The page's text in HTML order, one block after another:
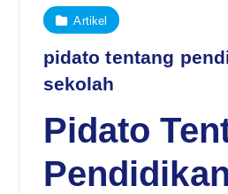
Artikel
pidato tentang
sekolah
Pidato
Pendidikan